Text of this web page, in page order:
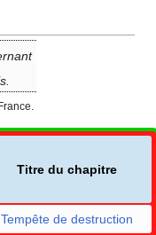
Titre du chapitre
Tempête de destruction